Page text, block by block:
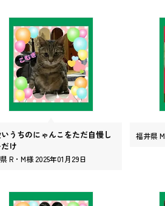
うちのにゃんこをただ自慢し
け
R・M様 2025年01月29日
福井県